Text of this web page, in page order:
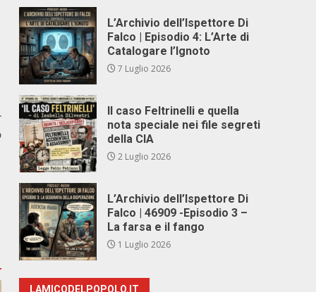
L’Archivio dell’Ispettore Di
Falco | Episodio 4: L’Arte di
Catalogare l’Ignoto
7 Luglio 2026
Il caso Feltrinelli e quella
nota speciale nei file segreti
della CIA
2 Luglio 2026
L’Archivio dell’Ispettore Di
Falco | 46909 -Episodio 3 –
La farsa e il fango
1 Luglio 2026
LAMICODELPOPOLO.IT